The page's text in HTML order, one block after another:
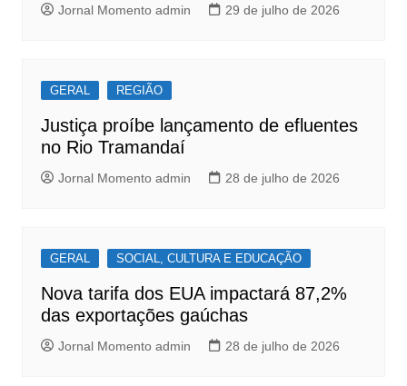
Jornal Momento admin 29 de julho de 2026
GERAL REGIÃO
Justiça proíbe lançamento de efluentes
no Rio Tramandaí
Jornal Momento admin 28 de julho de 2026
GERAL SOCIAL, CULTURA E EDUCAÇÃO
Nova tarifa dos EUA impactará 87,2%
das exportações gaúchas
Jornal Momento admin 28 de julho de 2026